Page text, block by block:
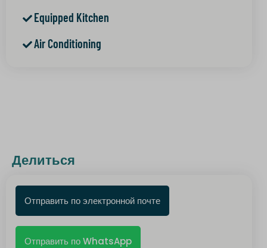
Equipped Kitchen
Air Conditioning
Делиться
Отправить по электронной почте
Отправить по WhatsApp